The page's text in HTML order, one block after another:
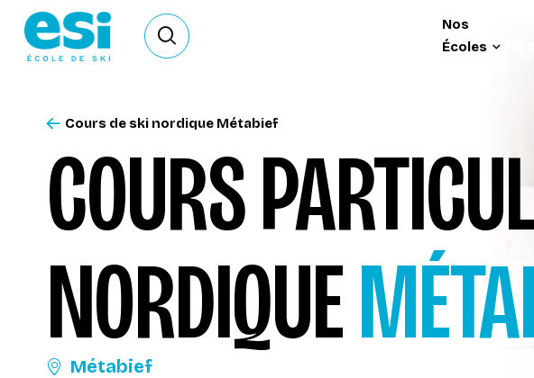
Ouvrir le formulaire de recherche
Nos
Écoles
COURS
NORDIQUE
Métabief
Cours de ski nordique Métabief